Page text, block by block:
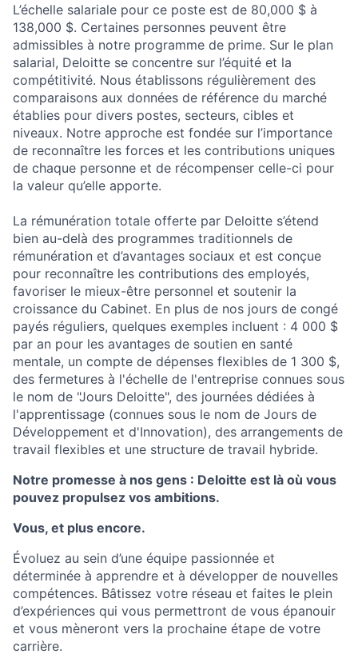
L’échelle salariale pour ce poste est de 80,000 $ à
138,000 $. Certaines personnes peuvent être
admissibles à notre programme de prime. Sur le plan
salarial, Deloitte se concentre sur l’équité et la
compétitivité. Nous établissons régulièrement des
comparaisons aux données de référence du marché
établies pour divers postes, secteurs, cibles et
niveaux. Notre approche est fondée sur l’importance
de reconnaître les forces et les contributions uniques
de chaque personne et de récompenser celle-ci pour
la valeur qu’elle apporte.
La rémunération totale offerte par Deloitte s’étend
bien au-delà des programmes traditionnels de
rémunération et d’avantages sociaux et est conçue
pour reconnaître les contributions des employés,
favoriser le mieux-être personnel et soutenir la
croissance du Cabinet. En plus de nos jours de congé
payés réguliers, quelques exemples incluent : 4 000 $
par an pour les avantages de soutien en santé
mentale, un compte de dépenses flexibles de 1 300 $,
des fermetures à l'échelle de l'entreprise connues sous
le nom de "Jours Deloitte", des journées dédiées à
l'apprentissage (connues sous le nom de Jours de
Développement et d'Innovation), des arrangements de
travail flexibles et une structure de travail hybride.
Notre promesse à nos gens : Deloitte est là où vous
pouvez propulsez vos ambitions.
Vous, et plus encore.
Évoluez au sein d’une équipe passionnée et
déterminée à apprendre et à développer de nouvelles
compétences. Bâtissez votre réseau et faites le plein
d’expériences qui vous permettront de vous épanouir
et vous mèneront vers la prochaine étape de votre
carrière.